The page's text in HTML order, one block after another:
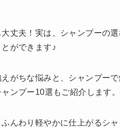
丈夫！実は、シャンプーの
ができます♪
がちな悩みと、シャンプー
ンプー10選もご紹介します。
ふんわり軽やかに仕上がるシ